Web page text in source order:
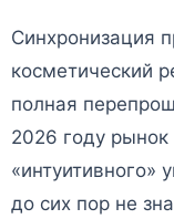
Синхронизация
косметический
полная
2026 году
«интуитивного»
до сих пор не